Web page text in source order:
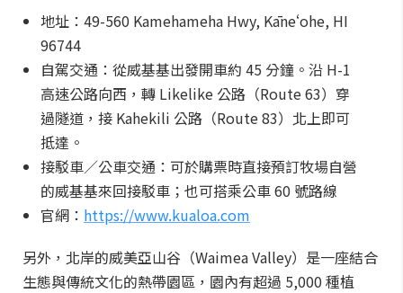
地址：49-560 Kamehameha Hwy, Kāneʻohe, HI
96744
自駕交通：從威基基出發開車約 45 分鐘。沿 H-1
高速公路向西，轉 Likelike 公路（Route 63）穿
過隧道，接 Kahekili 公路（Route 83）北上即可
抵達。
接駁車／公車交通：可於購票時直接預訂牧場自營
的威基基來回接駁車；也可搭乘公車 60 號路線
官網： https://www.kualoa.com
另外，北岸的威美亞山谷（Waimea Valley）是一座結合
生態與傳統文化的熱帶園區，園內有超過 5,000 種植